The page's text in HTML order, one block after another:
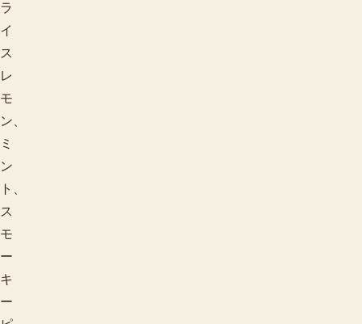
ラ
イ
ス
レ
モ
ン、
ミ
ン
ト、
ス
モ
ー
キ
ー